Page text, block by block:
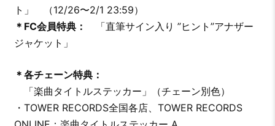
ト」 （12/26〜2/1 23:59）
＊FC会員特典：
「直筆サイン入り ”ヒント”アナザー
ジャケット」
＊各チェーン特典：
「楽曲タイトルステッカー」（チェーン別色）
・TOWER RECORDS全国各店、TOWER RECORDS